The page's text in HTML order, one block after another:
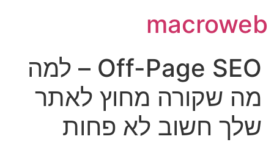
macroweb
Off-Page SEO – למה
מה שקורה מחוץ לאתר
שלך חשוב לא פחות